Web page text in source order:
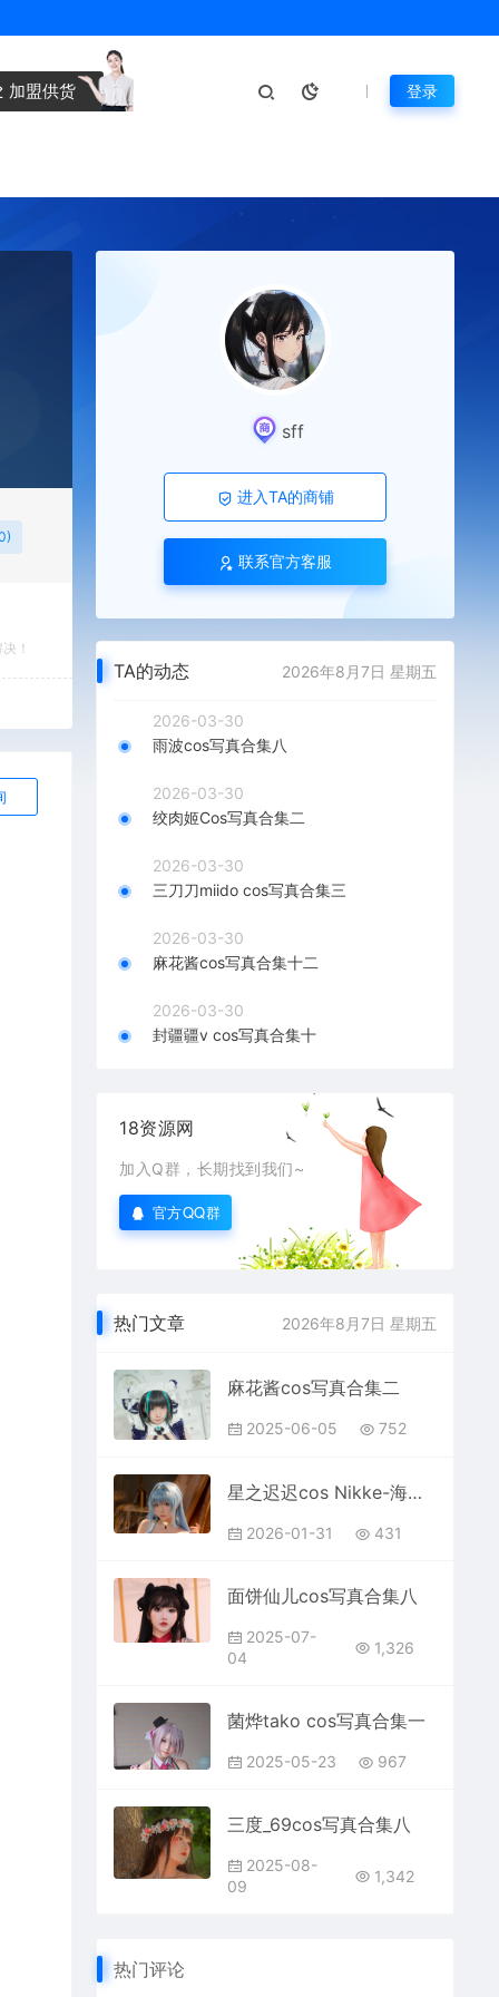
加盟供货 登录
！
sff
进入TA的商铺
联系官方客服
TA的动态 2026年8月7日 星期五
2026-03-30
雨波cos写真合集八
2026-03-30
绞肉姬Cos写真合集二
2026-03-30
三刀刀miido cos写真合集三
2026-03-30
麻花酱cos写真合集十二
2026-03-30
封疆疆v cos写真合集十
18资源网
加入Q群，长期找到我们~
官方QQ群
热门文章 2026年8月7日 星期五
麻花酱cos写真合集二
2025-06-05 752
星之迟迟cos Nikke-海伦写真+视频+延期补偿写真
2026-01-31 431
面饼仙儿cos写真合集八
2025-07-
04
1,326
菌烨tako cos写真合集一
2025-05-23 967
三度_69cos写真合集八
2025-08-
09
1,342
热门评论